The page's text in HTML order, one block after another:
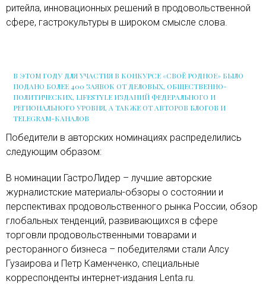
ритейла, инновационных решений в продовольственной
сфере, гастрокультуры в широком смысле слова.
В ЭТОМ ГОДУ ДЛЯ УЧАСТИЯ В КОНКУРСЕ «СВОЁ РОДНОЕ» БЫЛО
ПОДАНО БОЛЕЕ 400 ЗАЯВОК ОТ ДЕЛОВЫХ, ОБЩЕСТВЕННО-
ПОЛИТИЧЕСКИХ, LIFESTYLE ИЗДАНИЙ ФЕДЕРАЛЬНОГО И
РЕГИОНАЛЬНОГО УРОВНЯ, А ТАКЖЕ ОТ АВТОРОВ БЛОГОВ И
TELEGRAM-КАНАЛОВ
Победители в авторских номинациях распределились
следующим образом:
В номинации ГастроЛидер – лучшие авторские
журналистские материалы-обзоры о состоянии и
перспективах продовольственного рынка России, обзор
глобальных тенденций, развивающихся в сфере
торговли продовольственными товарами и
ресторанного бизнеса – победителями стали Алсу
Гузаирова и Петр Каменченко, специальные
корреспонденты интернет-издания Lenta.ru.